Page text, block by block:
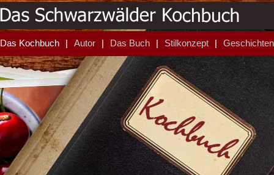
Das Kochbuch Autor Das Buch Stilkonzept Geschichten